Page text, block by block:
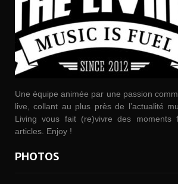
Une équipe animée par une passion
live, collant au plus près de l’actualité
Living vous fait (re)vivre des moments
articles. Enjoy !
PHOTOS